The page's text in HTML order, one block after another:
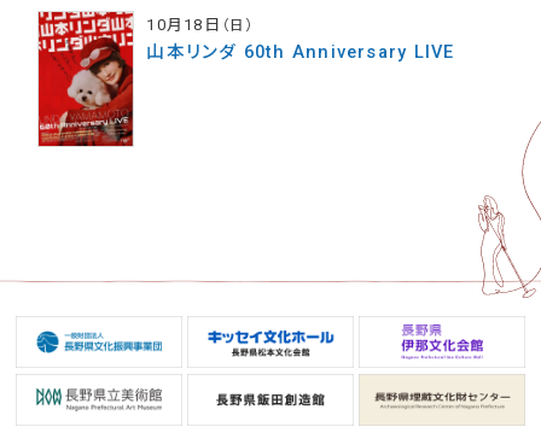
10月18日 （日）
山本リンダ 60th Anniversary LIVE